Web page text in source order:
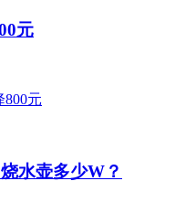
元
水壶多少W？